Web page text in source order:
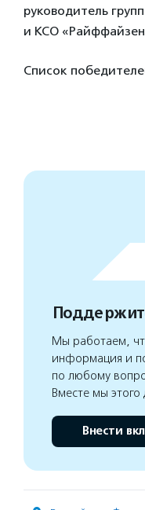
руководитель
и КСО
Список
Мы работаем,
информация и
по любому
Вместе мы этого
Внести